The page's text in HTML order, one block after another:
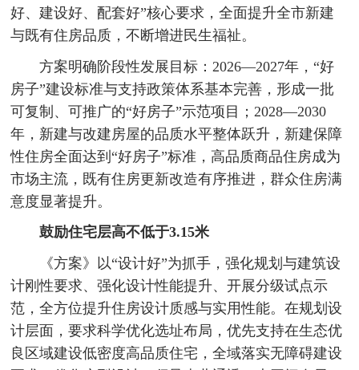
好、建设好、配套好”核心要求，全面提升全市新建
与既有住房品质，不断增进民生福祉。
方案明确阶段性发展目标：2026—2027年，“好
房子”建设标准与支持政策体系基本完善，形成一批
可复制、可推广的“好房子”示范项目；2028—2030
年，新建与改建房屋的品质水平整体跃升，新建保障
性住房全面达到“好房子”标准，高品质商品住房成为
市场主流，既有住房更新改造有序推进，群众住房满
意度显著提升。
鼓励住宅层高不低于3.15米
《方案》以“设计好”为抓手，强化规划与建筑设
计刚性要求、强化设计性能提升、开展分级试点示
范，全方位提升住房设计质感与实用性能。在规划设
计层面，要求科学优化选址布局，优先支持在生态优
良区域建设低密度高品质住宅，全域落实无障碍建设